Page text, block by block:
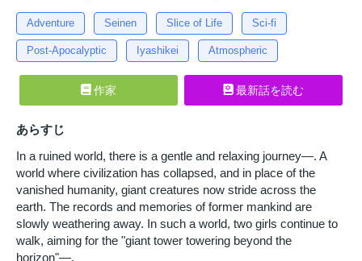
Adventure Seinen Slice of Life Sci-fi
Post-Apocalyptic Iyashikei Atmospheric
作家 最新話を読む
あらすじ
In a ruined world, there is a gentle and relaxing journey—. A
world where civilization has collapsed, and in place of the
vanished humanity, giant creatures now stride across the
earth. The records and memories of former mankind are
slowly weathering away. In such a world, two girls continue to
walk, aiming for the "giant tower towering beyond the
horizon"—.